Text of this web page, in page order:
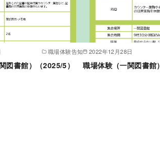
職場体験告知
図書館）（2025/5）
2022年12月28日
職場体験（一関図書館）